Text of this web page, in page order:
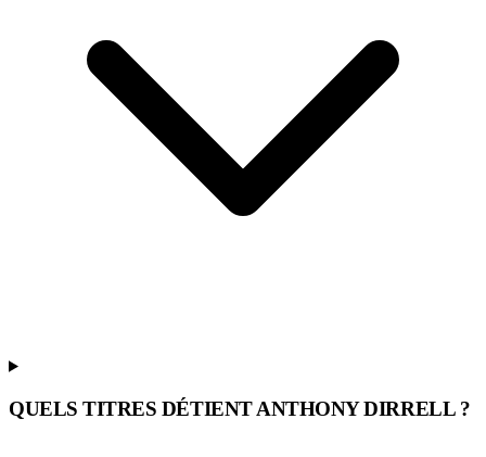
QUELS TITRES DÉTIENT ANTHONY DIRRELL ?